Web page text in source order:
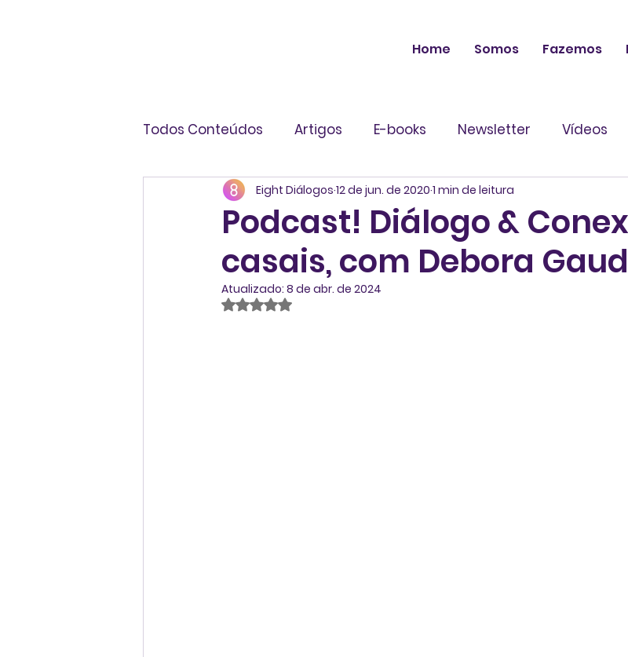
Home Somos Fazemos
Todos Conteúdos Artigos E-books Newsletter Vídeos
Infográficos
Podcast! Diálogo &
casais, com Debora
Eight Diálogos 12 de jun. de 2020 1 min de leitura
Atualizado: 8 de abr. de 2024
Avaliado com NaN de 5 estrelas.